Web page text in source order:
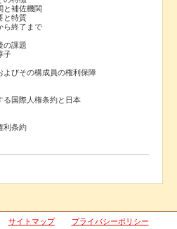
補佐機関
特質
終了まで
課題
子
その構成員の権利保障
国際人権条約と日本
条約
サイトマップ プライバシーポリシー